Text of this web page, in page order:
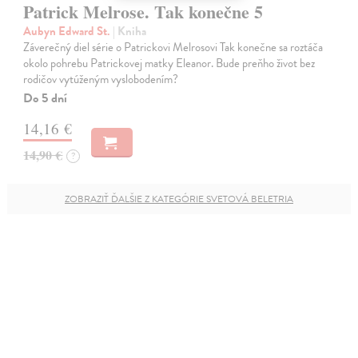
Patrick Melrose. Tak konečne 5
Aubyn Edward St. | Kniha
Záverečný diel série o Patrickovi Melrosovi Tak konečne sa roztáča
okolo pohrebu Patrickovej matky Eleanor. Bude preňho život bez
rodičov vytúženým vyslobodením?
Do 5 dní
14,16 €
14,90 € ?
ZOBRAZIŤ ĎALŠIE Z KATEGÓRIE SVETOVÁ BELETRIA